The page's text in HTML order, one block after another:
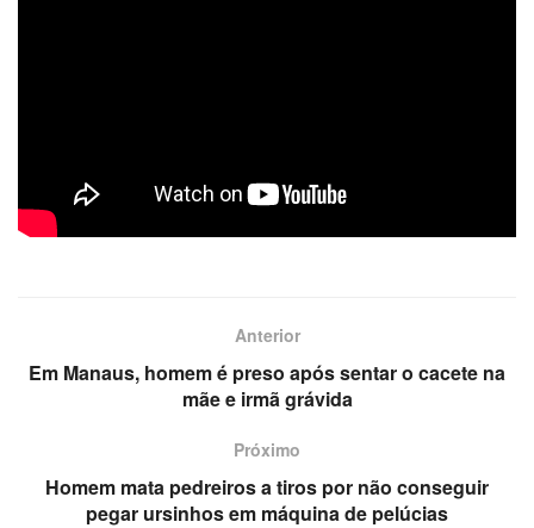
Anterior
Em Manaus, homem é preso após sentar o cacete na
mãe e irmã grávida
Próximo
Homem mata pedreiros a tiros por não conseguir
pegar ursinhos em máquina de pelúcias